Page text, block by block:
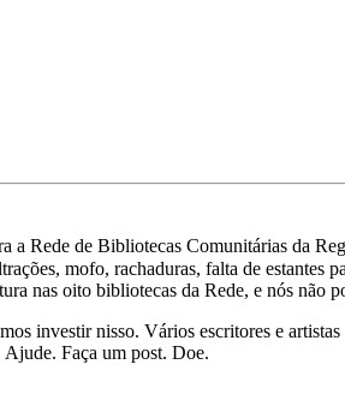
a Rede de Bibliotecas Comunitárias da
mofo, rachaduras, falta de estantes
nas oito bibliotecas da Rede, e nós não
investir nisso. Vários escritores e
Ajude. Faça um post. Doe.